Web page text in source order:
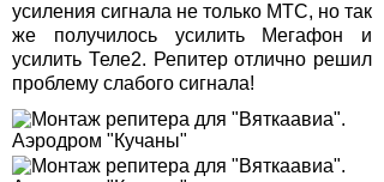
усиления сигнала не только МТС, но так
же получилось усилить Мегафон и
усилить Теле2. Репитер отлично решил
проблему слабого сигнала!